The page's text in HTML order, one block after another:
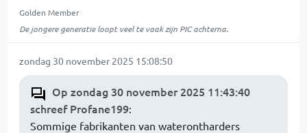
Golden Member
De jongere generatie loopt veel te vaak zijn PIC achterna.
zondag 30 november 2025 15:08:50
Op zondag 30 november 2025 11:43:40
schreef Profane199:
Sommige fabrikanten van waterontharders